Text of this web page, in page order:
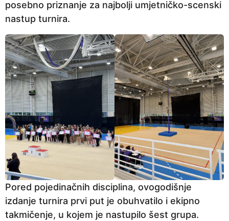
posebno priznanje za najbolji umjetničko-scenski
nastup turnira.
Pored pojedinačnih disciplina, ovogodišnje
izdanje turnira prvi put je obuhvatilo i ekipno
takmičenje, u kojem je nastupilo šest grupa.